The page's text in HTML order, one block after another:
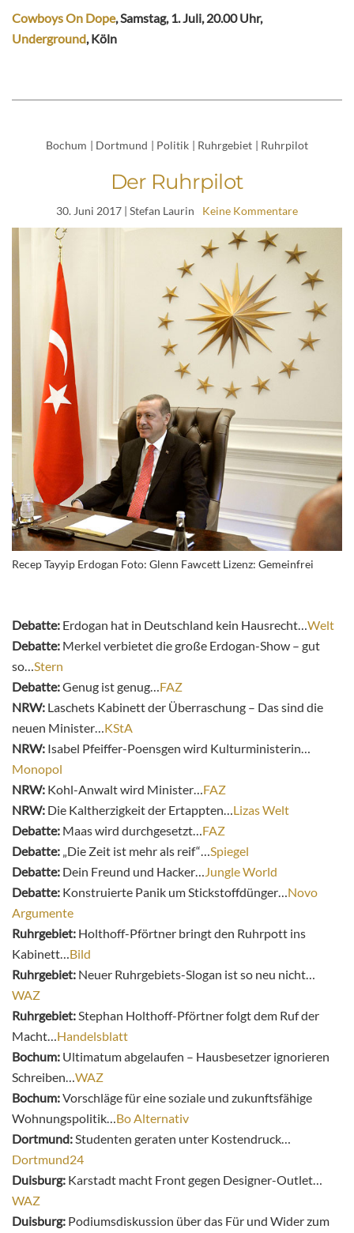
Cowboys On Dope, Samstag, 1. Juli, 20.00 Uhr,
Underground, Köln
Bochum | Dortmund | Politik | Ruhrgebiet | Ruhrpilot
Der Ruhrpilot
30. Juni 2017 | Stefan Laurin Keine Kommentare
Recep Tayyip Erdogan Foto: Glenn Fawcett Lizenz: Gemeinfrei
Debatte: Erdogan hat in Deutschland kein Hausrecht…Welt
Debatte: Merkel verbietet die große Erdogan-Show – gut
so…Stern
Debatte:Genug ist genug…FAZ
NRW: Laschets Kabinett der Überraschung – Das sind die
neuen Minister…KStA
NRW: Isabel Pfeiffer-Poensgen wird Kulturministerin…
Monopol
NRW: Kohl-Anwalt wird Minister…FAZ
NRW: Die Kaltherzigkeit der Ertappten…Lizas Welt
Debatte: Maas wird durchgesetzt…FAZ
Debatte: „Die Zeit ist mehr als reif“…Spiegel
Debatte: Dein Freund und Hacker…Jungle World
Debatte: Konstruierte Panik um Stickstoffdünger…Novo
Argumente
Ruhrgebiet: Holthoff-Pförtner bringt den Ruhrpott ins
Kabinett…Bild
Ruhrgebiet: Neuer Ruhrgebiets-Slogan ist so neu nicht…
WAZ
Ruhrgebiet:Stephan Holthoff-Pförtner folgt dem Ruf der
Macht…Handelsblatt
Bochum: Ultimatum abgelaufen – Hausbesetzer ignorieren
Schreiben…WAZ
Bochum:Vorschläge für eine soziale und zukunftsfähige
Wohnungspolitik…Bo Alternativ
Dortmund:Studenten geraten unter Kostendruck…
Dortmund24
Duisburg: Karstadt macht Front gegen Designer-Outlet…
WAZ
Duisburg: Podiumsdiskussion über das Für und Wider zum